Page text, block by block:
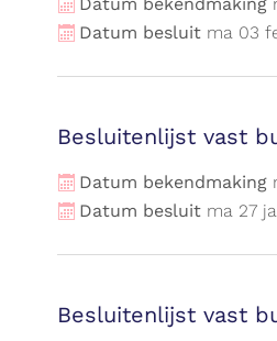
Datum besluit ma 03
Besluitenlijst vast
Datum bekendmaking
Datum besluit ma 27
Besluitenlijst vast